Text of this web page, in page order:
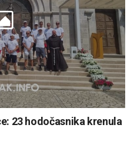
23 hodočasnika krenula